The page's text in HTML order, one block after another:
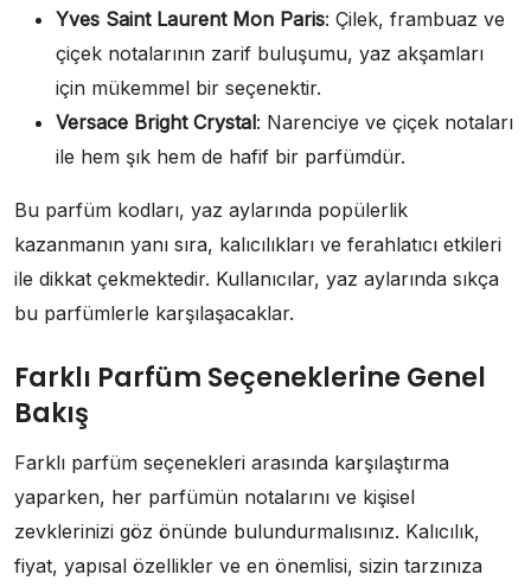
Yves Saint Laurent Mon Paris: Çilek, frambuaz ve
çiçek notalarının zarif buluşumu, yaz akşamları
için mükemmel bir seçenektir.
Versace Bright Crystal: Narenciye ve çiçek notaları
ile hem şık hem de hafif bir parfümdür.
Bu parfüm kodları, yaz aylarında popülerlik
kazanmanın yanı sıra, kalıcılıkları ve ferahlatıcı etkileri
ile dikkat çekmektedir. Kullanıcılar, yaz aylarında sıkça
bu parfümlerle karşılaşacaklar.
Farklı Parfüm Seçeneklerine Genel
Bakış
Farklı parfüm seçenekleri arasında karşılaştırma
yaparken, her parfümün notalarını ve kişisel
zevklerinizi göz önünde bulundurmalısınız. Kalıcılık,
fiyat, yapısal özellikler ve en önemlisi, sizin tarzınıza